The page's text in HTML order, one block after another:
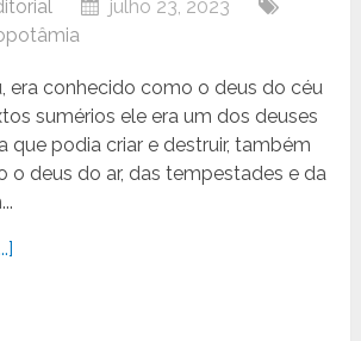
julho 23, 2023
era conhecido como o deus do céu
sumérios ele era um dos deuses
que podia criar e destruir, também
o deus do ar, das tempestades e da